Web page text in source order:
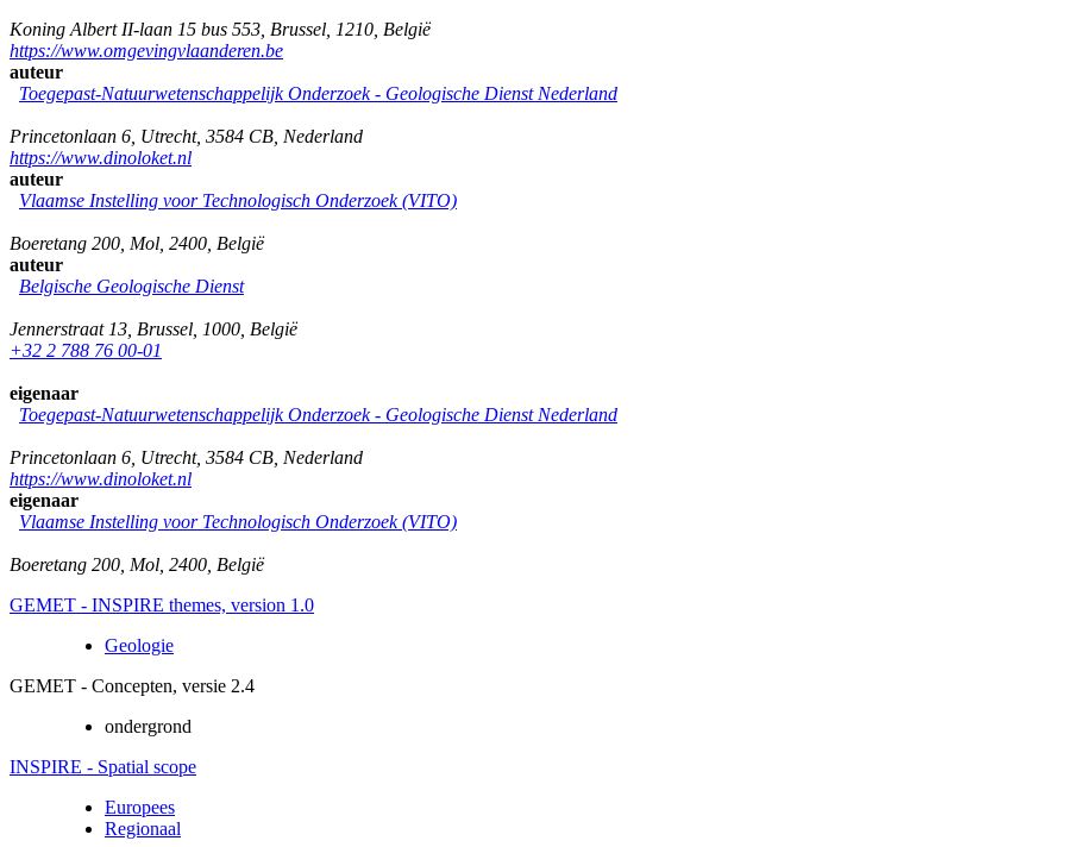
Koning Albert II-laan 15 bus 553 Brussel 1210 België
https://www.omgevingvlaanderen.be
auteur
Toegepast-Natuurwetenschappelijk Onderzoek - Geologische Dienst Nederland
Princetonlaan 6 Utrecht, 3584 CB Nederland
https://www.dinoloket.nl
auteur
Vlaamse Instelling voor Technologisch Onderzoek (VITO)
Boeretang 200 Mol 2400 België
auteur
Belgische Geologische Dienst
Jennerstraat 13 Brussel 1000 België
+32 2 788 76 00-01
eigenaar
Toegepast-Natuurwetenschappelijk Onderzoek - Geologische Dienst Nederland
Princetonlaan 6 Utrecht, 3584 CB Nederland
https://www.dinoloket.nl
eigenaar
Vlaamse Instelling voor Technologisch Onderzoek (VITO)
Boeretang 200 Mol 2400 België
GEMET - INSPIRE themes, version 1.0
Geologie
GEMET - Concepten, versie 2.4
ondergrond
INSPIRE - Spatial scope
Europees
Regionaal